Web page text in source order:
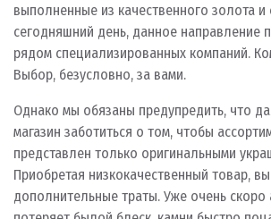
выполненные из качественного золота и
сегодняшний день, данное направление
рядом специализированных компаний.
Выбор, безусловно, за вами.
Однако мы обязаны предупредить, что
магазин заботиться о том, чтобы
представлен только оригинальными
Приобретая низкокачественный товар,
дополнительные траты. Уже очень скоро